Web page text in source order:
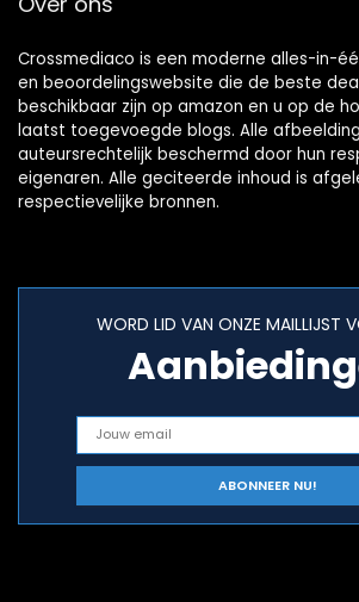
Crossmediaco is een moderne alles-in-
en beoordelingswebsite die de beste
beschikbaar zijn op amazon en u op de
laatst toegevoegde blogs. Alle
auteursrechtelijk beschermd door hun
eigenaren. Alle geciteerde inhoud is
respectievelijke bronnen.
WORD LID VAN ONZE MAILLIJST